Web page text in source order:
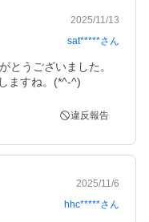
2025/11/13
sat*****さん
とうございました。
ますね。(*^-^)
違反報告
2025/11/6
hhc*****さん